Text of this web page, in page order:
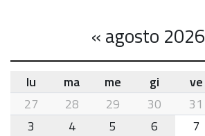
«agosto 2026
month-
8
lu ma me gi ve
27
28 29 30 31
3
4 5 6 7